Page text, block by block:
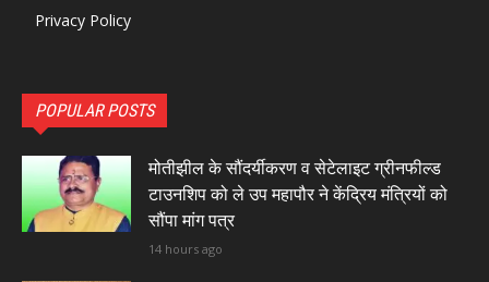
Privacy Policy
POPULAR POSTS
मोतीझील के सौंदर्यीकरण व सेटेलाइट ग्रीनफील्ड
टाउनशिप को ले उप महापौर ने केंद्रिय मंत्रियों को
सौंपा मांग पत्र
14 hours ago